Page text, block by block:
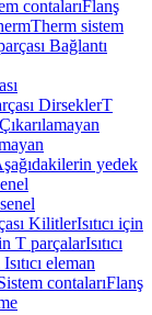
contalarıFlanş
Therm sistem
Bağlantı
DirseklerT
Çıkarılamayan
yedek
KilitlerIsıtıcı için
T parçalarIsıtıcı
eleman
contalarıFlanş